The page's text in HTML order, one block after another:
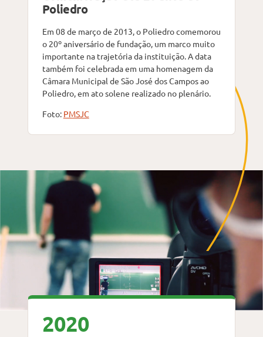
Poliedro
Em 08 de março de 2013, o Poliedro comemorou
o 20º aniversário de fundação, um marco muito
importante na trajetória da instituição. A data
também foi celebrada em uma homenagem da
Câmara Municipal de São José dos Campos ao
Poliedro, em ato solene realizado no plenário.
Foto: PMSJC
2020